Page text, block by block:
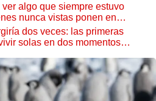
algo que siempre estuvo
nunca vistas ponen en
dos veces: las primeras
solas en dos momentos